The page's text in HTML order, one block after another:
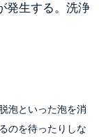
発生する。洗浄
泡といった泡を消
のを待ったりしな